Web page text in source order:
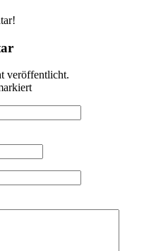
veröffentlicht.